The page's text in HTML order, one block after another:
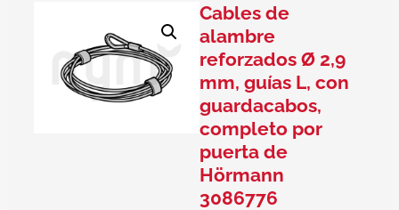
Cables de
alambre
reforzados Ø 2,9
mm, guías L, con
guardacabos,
completo por
puerta de
Hörmann
3086776